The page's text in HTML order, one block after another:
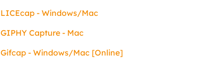
LICEcap - Windows/Mac
GIPHY Capture - Mac
Gifcap - Windows/Mac [Online]